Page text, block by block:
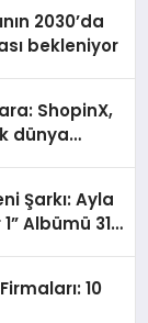
2030’da
bekleniyor
ShopinX,
dünya
Şarkı: Ayla
Albümü 31
10